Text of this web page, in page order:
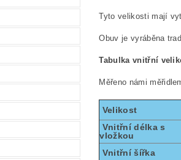
Tyto velikosti mají
Obuv je vyráběna
Tabulka vnitřní
Měřeno námi
Velikost
Vnitřní délka s
vložkou
Vnitřní šířka